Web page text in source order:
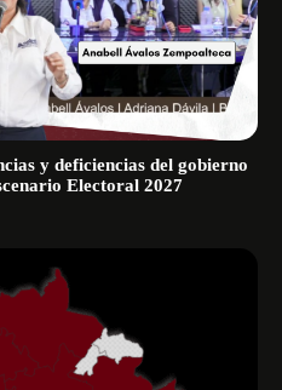
y deficiencias del gobierno
Electoral 2027